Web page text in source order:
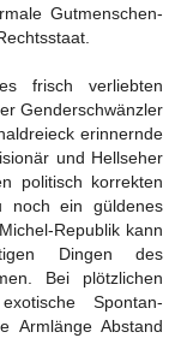
Gutmenschen-
frisch verliebten
Genderschwänzler
erinnernde
und Hellseher
politisch korrekten
noch ein güldenes
Republik kann
Dingen des
Bei plötzlichen
Spontan-
Armlänge Abstand